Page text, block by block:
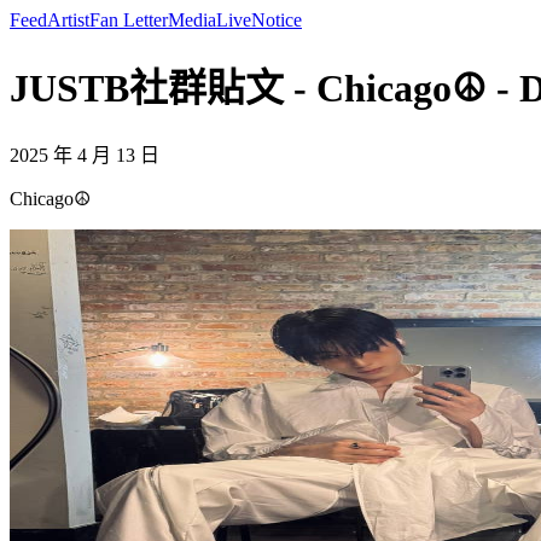
FeedArtistFan LetterMediaLiveNotice
JUSTB社群貼文 - Chicago☮️ -
2025 年 4 月 13 日
Chicago☮️